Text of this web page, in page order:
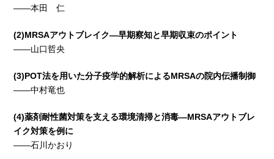
――本田 仁
(2)MRSAアウトブレイク—早期察知と早期収束のポイント
――山口哲央
(3)POT法を用いた分子疫学的解析によるMRSAの院内伝播制御
――中村竜也
(4)薬剤耐性菌対策を支える環境清掃と消毒―MRSAアウトブレ
イク対策を例に
――石川かおり